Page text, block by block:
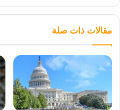
مقالات ذات صلة